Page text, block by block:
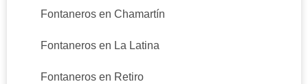
Fontaneros en Chamartín
Fontaneros en La Latina
Fontaneros en Retiro